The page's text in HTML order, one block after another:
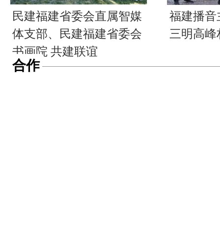
民建福建省委会直属智媒
体支部、民建福建省委会
书画院 共建联谊
福建播音
三明高峰
合作